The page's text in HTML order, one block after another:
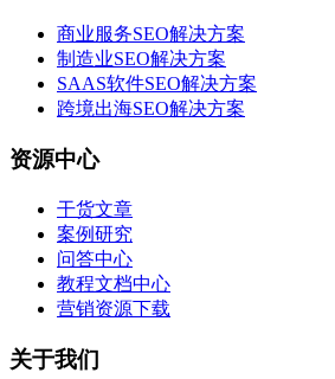
商业服务SEO解决方案
制造业SEO解决方案
SAAS软件SEO解决方案
跨境出海SEO解决方案
资源中心
干货文章
案例研究
问答中心
教程文档中心
营销资源下载
关于我们